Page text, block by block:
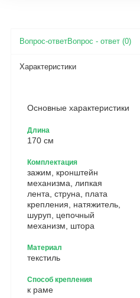
Вопрос - ответ (0)
Основные характеристики
Длина
170 см
Комплектация
зажим, кронштейн
механизма, липкая
лента, струна, плата
крепления, натяжитель,
шуруп, цепочный
механизм, штора
Материал
текстиль
Способ крепления
к раме